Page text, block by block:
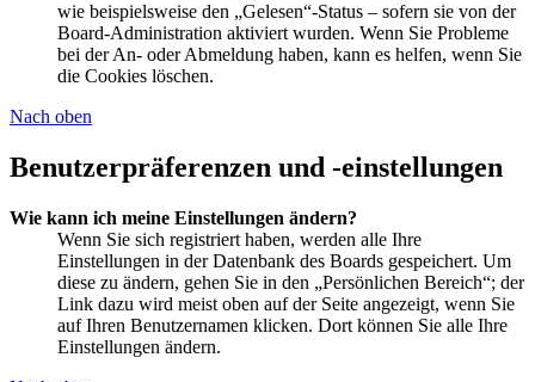
wie beispielsweise den „Gelesen“-Status – sofern sie von der
Board-Administration aktiviert wurden. Wenn Sie Probleme
bei der An- oder Abmeldung haben, kann es helfen, wenn Sie
die Cookies löschen.
Nach oben
Benutzerpräferenzen und -einstellungen
Wie kann ich meine Einstellungen ändern?
Wenn Sie sich registriert haben, werden alle Ihre
Einstellungen in der Datenbank des Boards gespeichert. Um
diese zu ändern, gehen Sie in den „Persönlichen Bereich“; der
Link dazu wird meist oben auf der Seite angezeigt, wenn Sie
auf Ihren Benutzernamen klicken. Dort können Sie alle Ihre
Einstellungen ändern.